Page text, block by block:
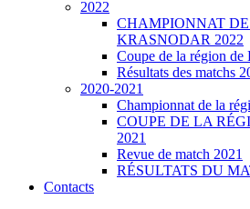
2022
CHAMPIONNAT
KRASNODAR 2022
Coupe de la région de
Résultats des matchs
2020-2021
Championnat de la
COUPE DE LA
2021
Revue de match 2021
RÉSULTATS DU
Contacts